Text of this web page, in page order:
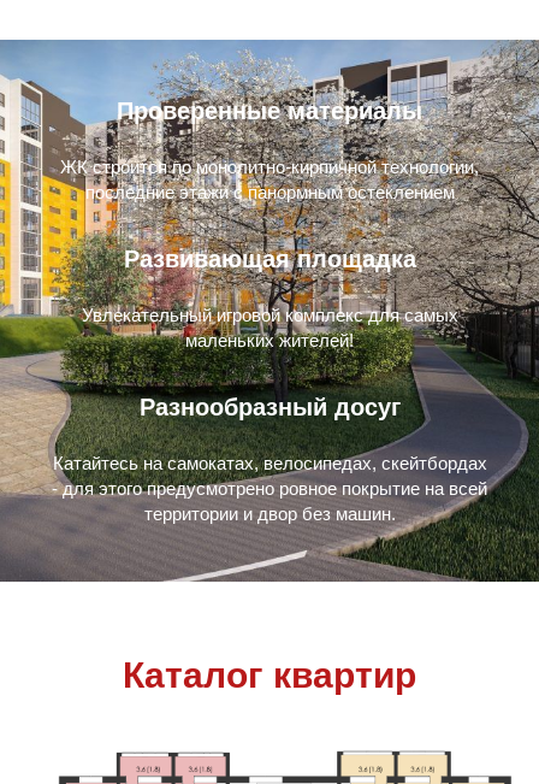
Проверенные материалы
ЖК строится по монолитно-кирпичной технологии,
последние этажи с панормным остеклением
Развивающая площадка
Увлекательный игровой комплекс для самых
маленьких жителей!
Разнообразный досуг
Катайтесь на самокатах, велосипедах, скейтбордах
- для этого предусмотрено ровное покрытие на всей
территории и двор без машин.
Каталог квартир